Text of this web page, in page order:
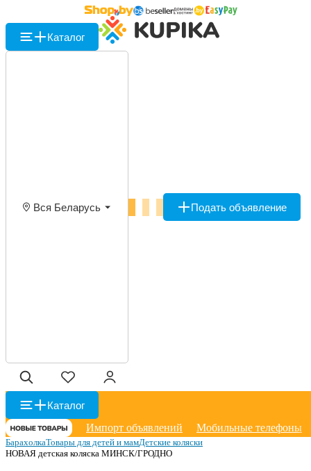
Каталог
Вся Беларусь Подать объявление
Каталог
Импорт объявлений
Мобильные телефоны
БарахолкаТовары для детей и мамДетские коляски
НОВАЯ детская коляска МИНСК/ГРОДНО